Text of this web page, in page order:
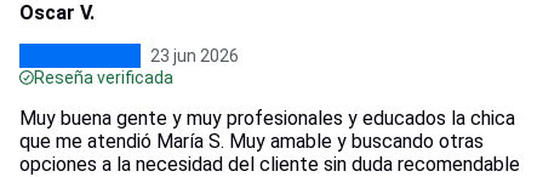
Oscar V.
23 jun 2026
Reseña verificada
Muy buena gente y muy profesionales y educados la chica
que me atendió María S. Muy amable y buscando otras
opciones a la necesidad del cliente sin duda recomendable